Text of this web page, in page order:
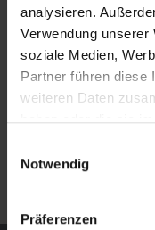
analysieren.
Verwendung
soziale Medien,
Partner führen diese
weiteren Daten
haben oder die sie
Notwendig
Präferenzen
GmbH
Haftungshinweis:
Kontrolle
externer Links.
Für den Inhalt der
deren Betreiber
GmbH